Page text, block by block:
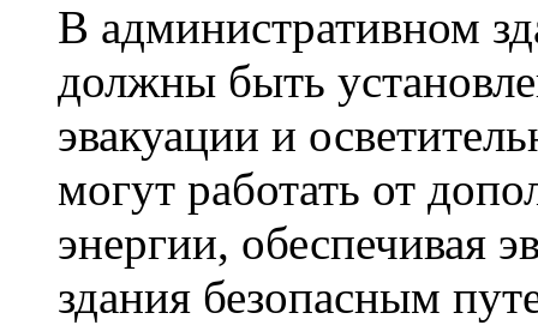
В административном
должны быть
эвакуации и
могут работать от
энергии, обеспечивая
здания безопасным